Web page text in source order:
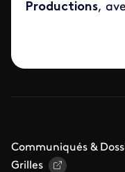
Productions,
Communiqués &
Grilles